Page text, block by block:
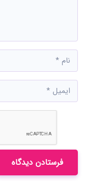
فرستادن دیدگاه